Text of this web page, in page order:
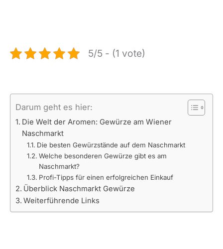
5/5 - (1 vote)
Darum geht es hier:
Die Welt der Aromen: Gewürze am Wiener
Naschmarkt
Die besten Gewürzstände auf dem Naschmarkt
Welche besonderen Gewürze gibt es am
Naschmarkt?
Profi-Tipps für einen erfolgreichen Einkauf
Überblick Naschmarkt Gewürze
Weiterführende Links